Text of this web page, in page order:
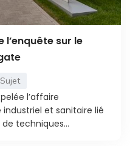
sur le
l’affaire
industriel et sanitaire lié
techniques...